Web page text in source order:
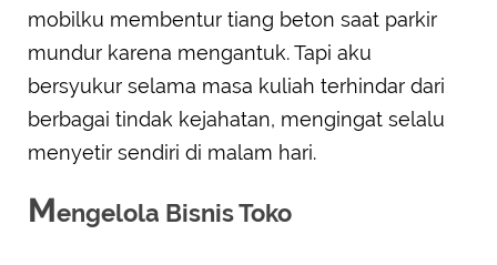
mobilku membentur tiang beton saat parkir
mundur karena mengantuk. Tapi aku
bersyukur selama masa kuliah terhindar dari
berbagai tindak kejahatan, mengingat selalu
menyetir sendiri di malam hari.
Mengelola Bisnis Toko